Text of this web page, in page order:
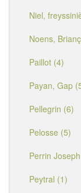
Niel,
Noens,
Paillot (4)
Payan, Gap
Pellegrin (6)
Pelosse (5)
Perrin
Peytral (1)